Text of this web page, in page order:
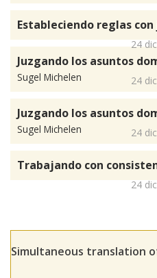
Estableciendo reglas
24
Juzgando los asuntos
Sugel Michelen 24
Juzgando los asuntos
Sugel Michelen 24
Trabajando con
24
Simultaneous translation